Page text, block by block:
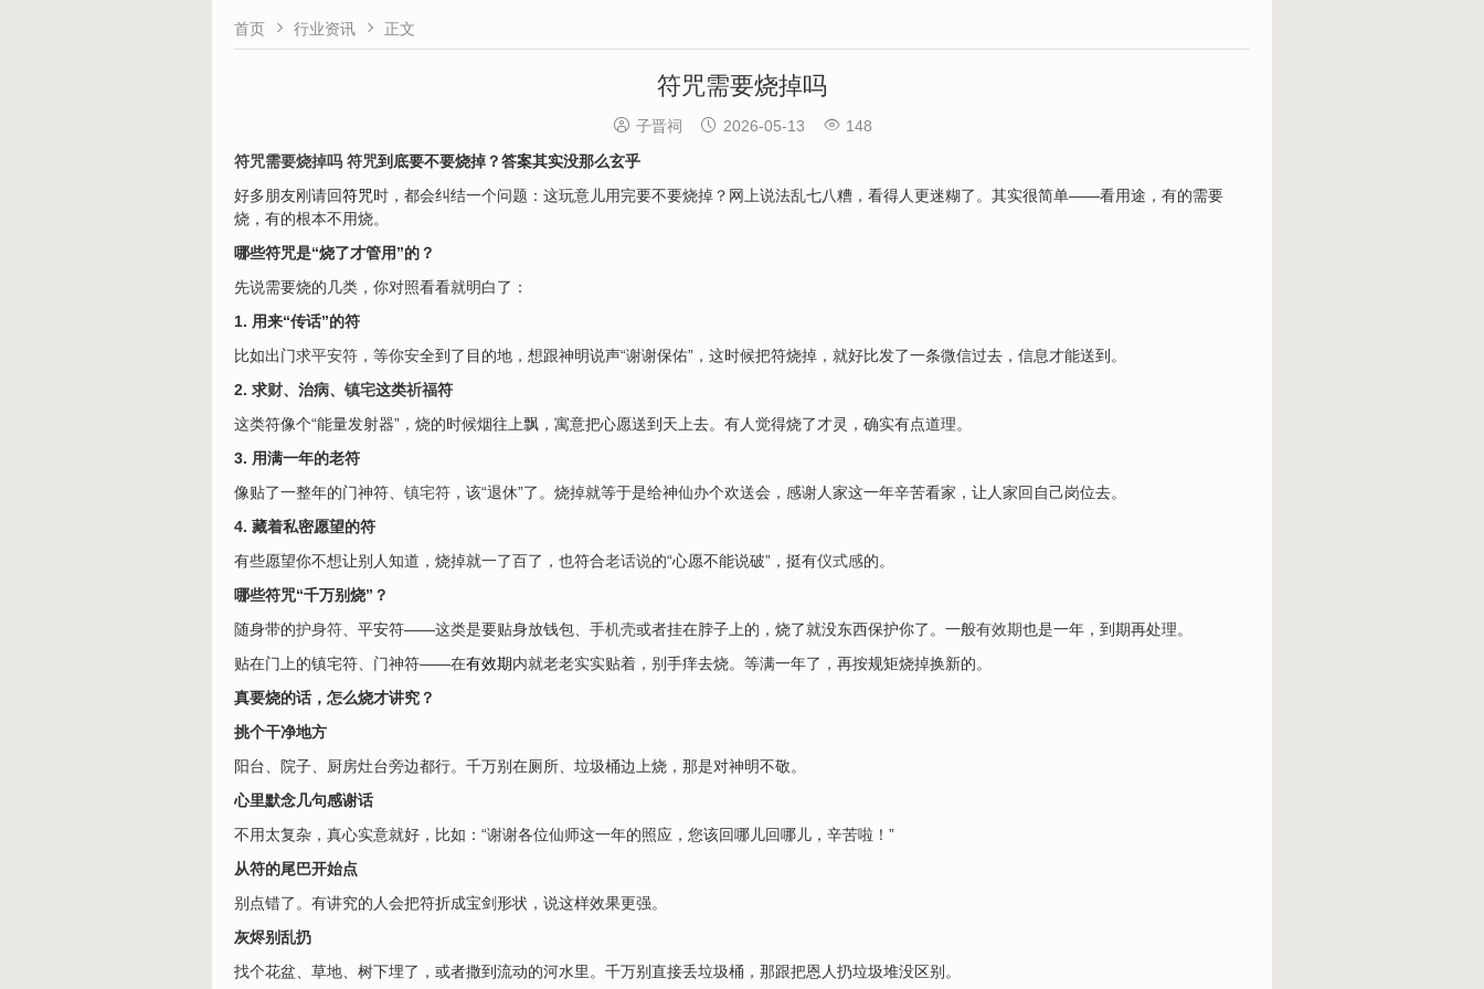
首页  行业资讯  正文
符咒需要烧掉吗
 子晋祠  2026-05-13  148
符咒需要烧掉吗 符咒到底要不要烧掉？答案其实没那么玄乎
好多朋友刚请回符咒时，都会纠结一个问题：这玩意儿用完要不要烧掉？网上说法乱七八糟，看得人更迷糊了。其实很简单——看用途，有的需要
烧，有的根本不用烧。
哪些符咒是“烧了才管用”的？
先说需要烧的几类，你对照看看就明白了：
1. 用来“传话”的符
比如出门求平安符 ，等你安全到了目的地，想跟神明说声“谢谢保佑”，这时候把符烧掉，就好比发了一条微信过去，信息才能送到。
2. 求财、治病、 镇宅这类祈福符
这类符像个“能量发射器”，烧的时候烟往上飘，寓意把心愿送到天上去。有人觉得烧了才灵，确实有点道理。
3. 用满一年的老符
像贴了一整年的门神符、 镇宅符 ，该“退休”了。烧掉就等于是给神仙办个欢送会，感谢人家这一年辛苦看家，让人家回自己岗位去。
4. 藏着私密愿望的符
有些愿望你不想让别人知道，烧掉就一了百了，也符合老话说的“心愿不能说破”，挺有仪式感的。
哪些符咒“千万别烧”？
随身带的护身符 、平安符——这类是要贴身放钱包、 手机壳或者挂在脖子上的，烧了就没东西保护你了。一般有效期也是一年，到期再处理。
贴在门上的镇宅符、门神符——在有效期内就老老实实贴着，别手痒去烧。等满一年了，再按规矩烧掉换新的。
真要烧的话，怎么烧才讲究？
挑个干净地方
阳台、院子、厨房灶台旁边都行。千万别在厕所、垃圾桶边上烧，那是对神明不敬。
心里默念几句感谢话
不用太复杂，真心实意就好，比如：“谢谢各位仙师这一年的照应，您该回哪儿回哪儿，辛苦啦！”
从符的尾巴开始点
别点错了。有讲究的人会把符折成宝剑形状，说这样效果更强。
灰烬别乱扔
找个花盆、草地、树下埋了，或者撒到流动的河水里。千万别直接丢垃圾桶，那跟把恩人扔垃圾堆没区别。